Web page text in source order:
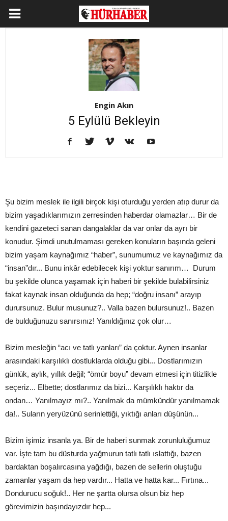
Engin Akın
5 Eylülü Bekleyin
Şu bizim meslek ile ilgili birçok kişi oturduğu yerden atıp durur da
bizim yaşadıklarımızın zerresinden haberdar olamazlar… Bir de
kendini gazeteci sanan dangalaklar da var onlar da ayrı bir
konudur. Şimdi unutulmaması gereken konuların başında geleni
bizim yaşam kaynağımız “haber”, sunumumuz ve kaynağımız da
“insan”dır... Bunu inkâr edebilecek kişi yoktur sanırım… Durum
bu şekilde olunca yaşamak için haberi bir şekilde bulabilirsiniz
fakat kaynak insan olduğunda da hep; “doğru insanı” arayıp
durursunuz. Bulur musunuz?.. Valla bazen bulursunuz!.. Bazen
de bulduğunuzu sanırsınız! Yanıldığınız çok olur…
Bizim mesleğin “acı ve tatlı yanları” da çoktur. Aynen insanlar
arasındaki karşılıklı dostluklarda olduğu gibi... Dostlarımızın
günlük, aylık, yıllık değil; “ömür boyu” devam etmesi için titizlikle
seçeriz... Elbette; dostlarımız da bizi... Karşılıklı haktır da
ondan… Yanılmayız mı?.. Yanılmak da mümkündür yanılmamak
da!.. Suların yeryüzünü serinlettiği, yıktığı anları düşünün...
Bizim işimiz insanla ya. Bir de haberi sunmak zorunluluğumuz
var. İşte tam bu düsturda yağmurun tatlı tatlı ıslattığı, bazen
bardaktan boşalırcasına yağdığı, bazen de sellerin oluştuğu
zamanlar yaşam da hep vardır... Hatta ve hatta kar... Fırtına...
Dondurucu soğuk!.. Her ne şartta olursa olsun biz hep
görevimizin başındayızdır hep...